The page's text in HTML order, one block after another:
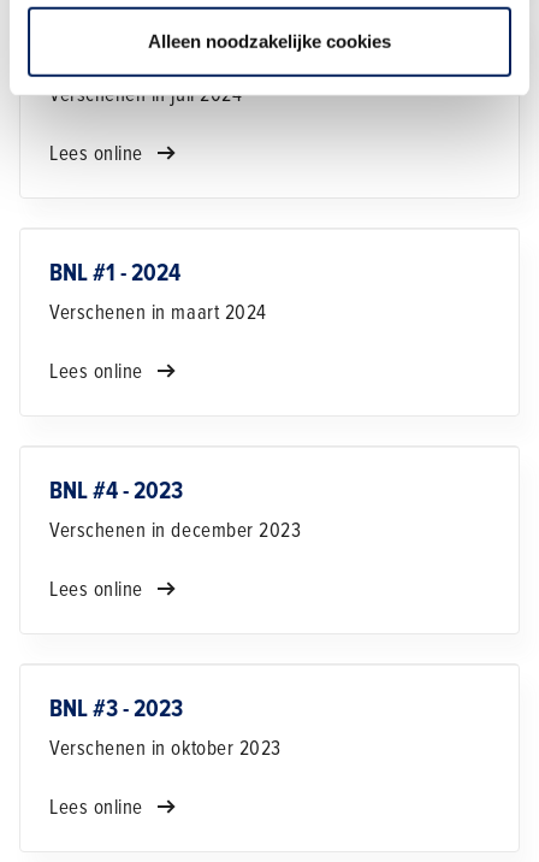
Alleen noodzakelijke cookies
BNL #2 - 2024
Verschenen in juli 2024
Lees online
BNL #1 - 2024
Verschenen in maart 2024
Lees online
BNL #4 - 2023
Verschenen in december 2023
Lees online
BNL #3 - 2023
Verschenen in oktober 2023
Lees online